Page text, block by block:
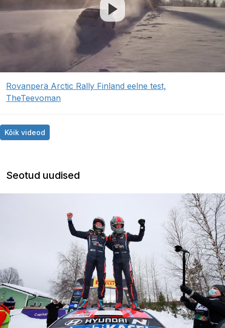
Rovanperä Arctic Rally Finland eelne test,
TheTeevoman
Kõik videod
Seotud uudised